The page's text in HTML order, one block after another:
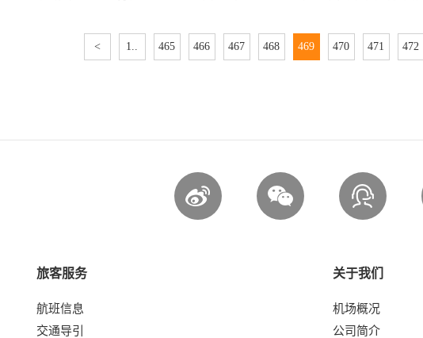
< 1.. 465 466 467 468 469 470 471 472
旅客服务
航班信息
交通导引
关于我们
机场概况
公司简介